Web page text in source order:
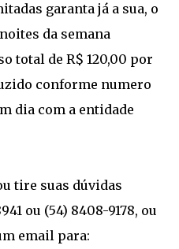
garanta já a sua, o
da semana
total de R$ 120,00 por
conforme numero
dia com a entidade
tire suas dúvidas
ou (54) 8408-9178, ou
email para: